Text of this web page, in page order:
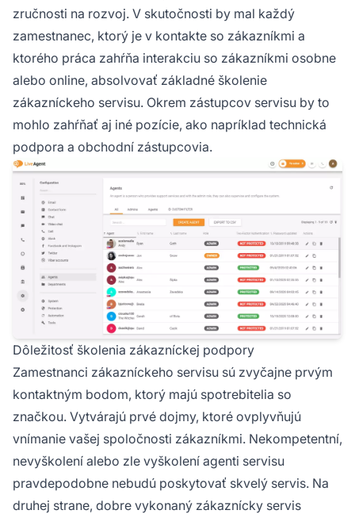
zručnosti na rozvoj. V skutočnosti by mal každý
zamestnanec, ktorý je v kontakte so zákazníkmi a
ktorého práca zahŕňa interakciu so zákazníkmi osobne
alebo online, absolvovať základné školenie
zákazníckeho servisu. Okrem zástupcov servisu by to
mohlo zahŕňať aj iné pozície, ako napríklad technická
podpora a obchodní zástupcovia.
Dôležitosť školenia zákazníckej podpory
Zamestnanci zákazníckeho servisu sú zvyčajne prvým
kontaktným bodom, ktorý majú spotrebitelia so
značkou. Vytvárajú prvé dojmy, ktoré ovplyvňujú
vnímanie vašej spoločnosti zákazníkmi. Nekompetentní,
nevyškolení alebo zle vyškolení agenti servisu
pravdepodobne nebudú poskytovať skvelý servis. Na
druhej strane, dobre vykonaný zákaznícky servis